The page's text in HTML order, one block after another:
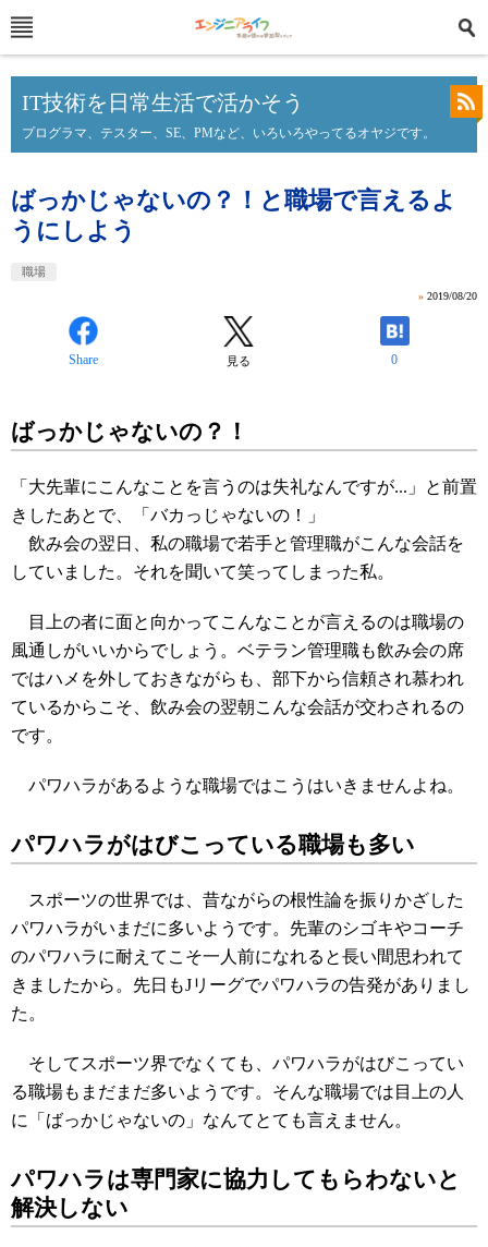
IT技術を日常生活で活かそう
プログラマ、テスター、SE、PMなど、いろいろやってるオヤジです。
ばっかじゃないの？！と職場で言えるよ
うにしよう
職場
» 2019/08/20
Share 見る 0
ばっかじゃないの？！
「大先輩にこんなことを言うのは失礼なんですが...」と前置
きしたあとで、「バカっじゃないの！」
飲み会の翌日、私の職場で若手と管理職がこんな会話を
していました。それを聞いて笑ってしまった私。
目上の者に面と向かってこんなことが言えるのは職場の
風通しがいいからでしょう。ベテラン管理職も飲み会の席
ではハメを外しておきながらも、部下から信頼され慕われ
ているからこそ、飲み会の翌朝こんな会話が交わされるの
です。
パワハラがあるような職場ではこうはいきませんよね。
パワハラがはびこっている職場も多い
スポーツの世界では、昔ながらの根性論を振りかざした
パワハラがいまだに多いようです。先輩のシゴキやコーチ
のパワハラに耐えてこそ一人前になれると長い間思われて
きましたから。先日もJリーグでパワハラの告発がありまし
た。
そしてスポーツ界でなくても、パワハラがはびこってい
る職場もまだまだ多いようです。そんな職場では目上の人
に「ばっかじゃないの」なんてとても言えません。
パワハラは専門家に協力してもらわないと
解決しない